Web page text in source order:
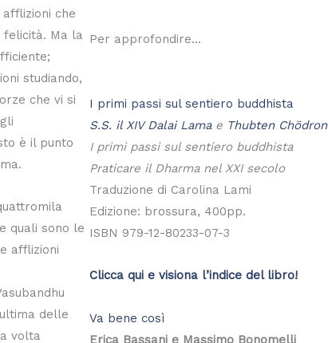
che
felicità. Ma la
studiando,
che vi si
è il punto
quali sono le
afflizioni
delle
volta
Per approfondire...
I primi passi sul sentiero buddhista
S.S. il XIV Dalai Lamae Thubten Chödron
I primi passi sul sentiero buddhista
Praticare il Dharma nel XXI secolo
Traduzione di Carolina Lami
Edizione: brossura, 400pp.
ISBN 979-12-80233-07-3
Clicca qui e visiona l’indice del libro!
Va bene così
Erica Bassani e Massimo Bonomelli